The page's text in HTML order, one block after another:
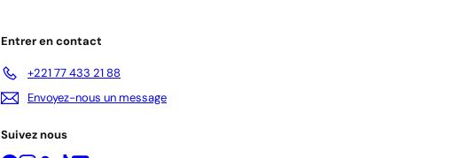
Entrer en contact
+221 77 433 21 88
Envoyez-nous un message
Suivez nous